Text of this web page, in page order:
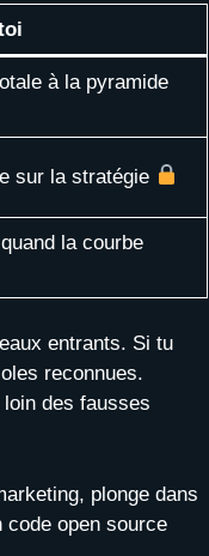
à la pyramide
sur la stratégie
la courbe
entrants. Si tu
reconnues.
des fausses
plonge dans
code open source